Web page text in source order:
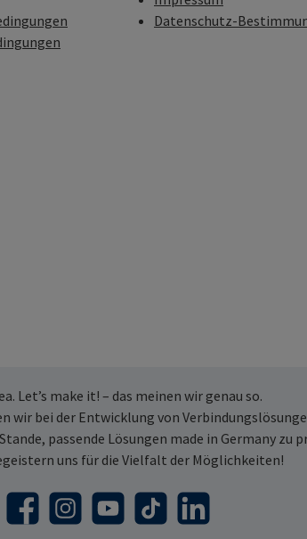
Datenschutz-
Let’s make it! – das meinen wir genau so.
wir bei der Entwicklung von
passende Lösungen made in Germany zu
uns für die Vielfalt der Möglichkeiten!
FacebookInstagramYouTubeTikTok LinkedIn